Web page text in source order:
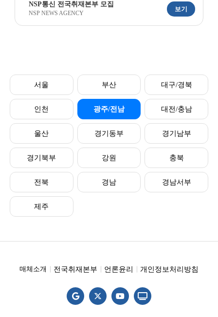
NSP통신 전국취재본부 모집
NSP NEWS AGENCY
보기
서울 부산 대구/경북
인천 광주/전남 대전/충남
울산 경기동부 경기남부
경기북부 강원 충북
전북 경남 경남서부
제주
매체소개 전국취재본부 언론윤리 개인정보처리방침